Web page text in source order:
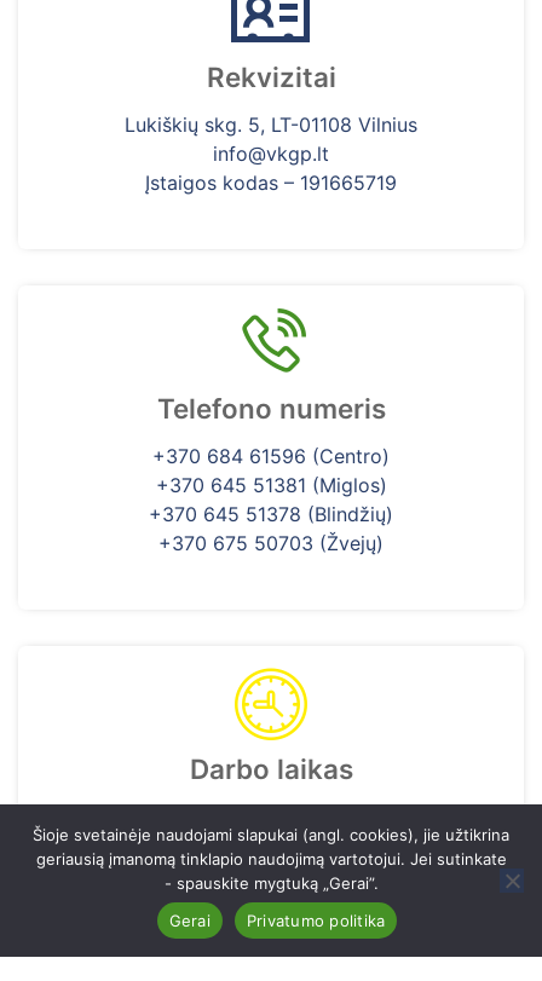
Rekvizitai
Lukiškių skg. 5, LT-01108 Vilnius
info@vkgp.lt
Įstaigos kodas – 191665719
Telefono numeris
+370 684 61596 (Centro)
+370 645 51381 (Miglos)
+370 645 51378 (Blindžių)
+370 675 50703 (Žvejų)
Darbo laikas
Vilniaus kunigaikščio Gedimino progimnazija. Visos
Šioje svetainėje naudojami slapukai (angl. cookies), jie užtikrina
geriausią įmanomą tinklapio naudojimą vartotojui. Jei sutinkate
- spauskite mygtuką „Gerai”.
Gerai
Privatumo politika